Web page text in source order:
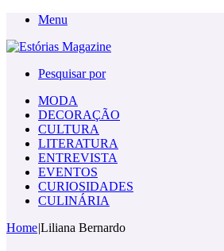
Menu
Pesquisar por
MODA
DECORAÇÃO
CULTURA
LITERATURA
ENTREVISTA
EVENTOS
CURIOSIDADES
CULINÁRIA
Home|Liliana Bernardo